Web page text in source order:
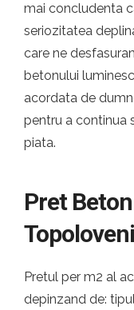
mai concludenta
seriozitatea
care ne
betonului
acordata de
pentru a continua
piata.
Pret
Topoloveni
Pretul per m2 al
depinzand de: